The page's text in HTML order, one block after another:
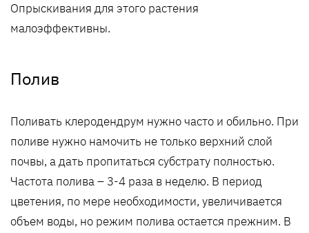
Опрыскивания для этого растения
малоэффективны.
Полив
Поливать клеродендрум нужно часто и обильно. При
поливе нужно намочить не только верхний слой
почвы, а дать пропитаться субстрату полностью.
Частота полива – 3-4 раза в неделю. В период
цветения, по мере необходимости, увеличивается
объем воды, но режим полива остается прежним. В